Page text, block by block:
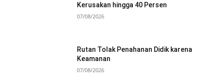
Kerusakan hingga 40 Persen
07/08/2026
Rutan Tolak Penahanan Didik karena
Keamanan
07/08/2026